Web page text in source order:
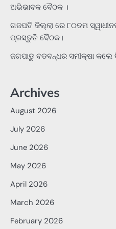
ଅଭିଭାବକ ବୈଠକ ।
ଗଜପତି ଜିଲ୍ଲା ରେ ୮୦ତମ
ପ୍ରସ୍ତୁତି ବୈଠକ।
ଜଗପାଡୁ ବଡବନ୍ଧର ସମୀକ୍ଷା କଲେ
Archives
August 2026
July 2026
June 2026
May 2026
April 2026
March 2026
February 2026